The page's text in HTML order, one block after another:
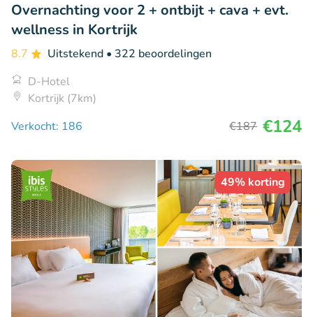
Overnachting voor 2 + ontbijt + cava + evt.
wellness in Kortrijk
8.7 Uitstekend • 322 beoordelingen
D-Hotel
Kortrijk (7km)
Verkocht: 186
€187 €124
49% korting